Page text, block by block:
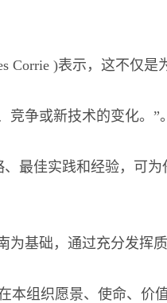
)表示，这不仅是
争或新技术的变化。”。
佳实践和经验，可
基础，通过充分发挥
组织愿景、使命、价